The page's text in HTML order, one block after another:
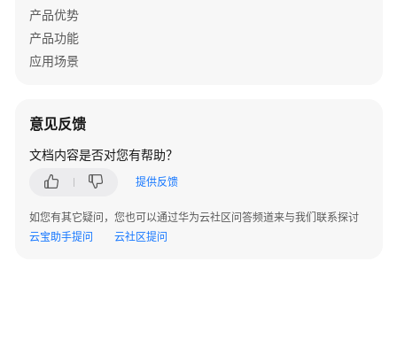
IAM
用
户
权
用
IEC
管
理
产品优势
产品功能
应用场景
意见反馈
文档内容是否对您有帮助？
提供反馈
如您有其它疑问，您也可以通过华为云社区问答频道来与我们联系探讨
云宝助手提问
云社区提问